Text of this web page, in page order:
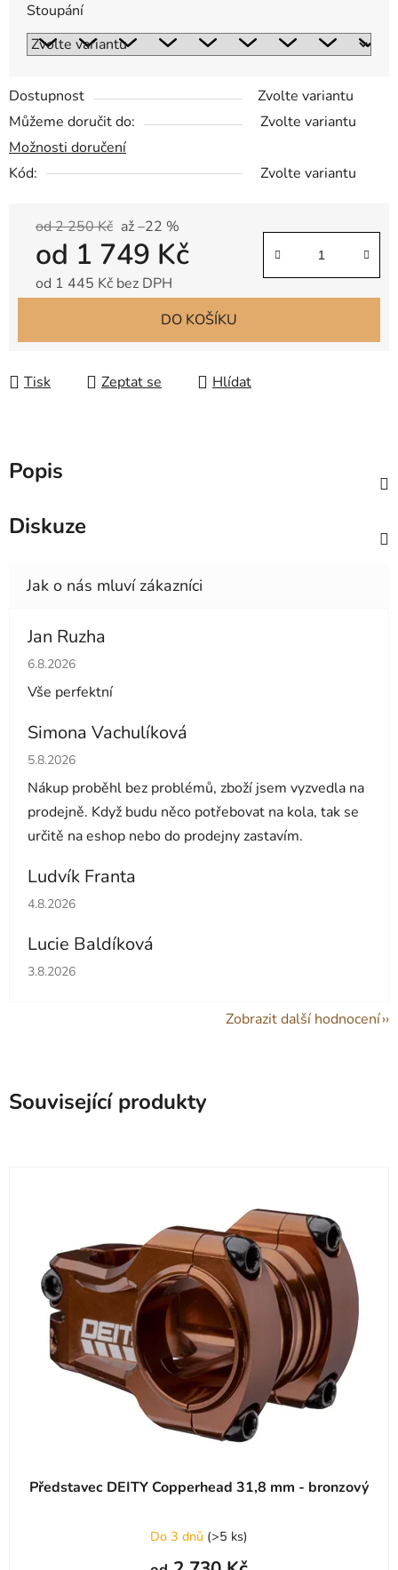
Stoupání
Dostupnost
Zvolte variantu
Můžeme doručit do:
Zvolte variantu
Možnosti doručení
Kód:
Zvolte variantu
od 2 250 Kč až –22 %
od 1 749 Kč
od 1 445 Kč bez DPH
DO KOŠÍKU
Tisk Zeptat se Hlídat
Popis
Diskuze
Jan Ruzha
Hodnocení obchodu je 5 z 5 hvězdiček.
6.8.2026
Vše perfektní
Simona Vachulíková
Hodnocení obchodu je 5 z 5 hvězdiček.
5.8.2026
Nákup proběhl bez problémů, zboží jsem vyzvedla na
prodejně. Když budu něco potřebovat na kola, tak se
určitě na eshop nebo do prodejny zastavím.
Ludvík Franta
Hodnocení obchodu je 5 z 5 hvězdiček.
4.8.2026
Lucie Baldíková
Hodnocení obchodu je 5 z 5 hvězdiček.
3.8.2026
Zobrazit další hodnocení
Související produkty
Představec DEITY Copperhead 31,8 mm - bronzový
hodnocení
Do 3 dnů (>5 ks)